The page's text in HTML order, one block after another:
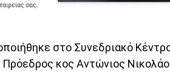
στο Συνεδριακό
κος Αντώνιος